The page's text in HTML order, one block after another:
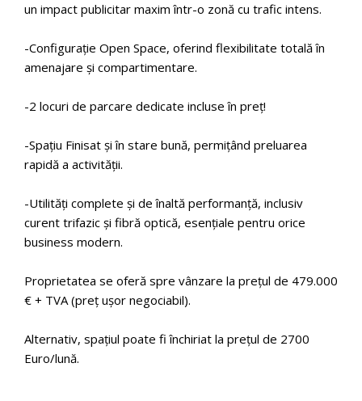
un impact publicitar maxim într-o zonă cu trafic intens.
-Configurație Open Space, oferind flexibilitate totală în
amenajare și compartimentare.
-2 locuri de parcare dedicate incluse în preț!
-Spațiu Finisat și în stare bună, permițând preluarea
rapidă a activității.
-Utilități complete și de înaltă performanță, inclusiv
curent trifazic și fibră optică, esențiale pentru orice
business modern.
Proprietatea se oferă spre vânzare la prețul de 479.000
€ + TVA (preț ușor negociabil).
Alternativ, spațiul poate fi închiriat la prețul de 2700
Euro/lună.